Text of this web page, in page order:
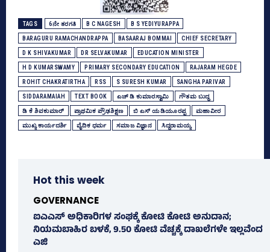
TAGS 6ನೇ ತರಗತಿ B C NAGESH B S YEDIYURAPPA
BARAGURU RAMACHANDRAPPA BASAARAJ BOMMAI CHIEF SECRETARY
D K SHIVAKUMAR DR SELVAKUMAR EDUCATION MINISTER
H D KUMARSWAMY PRIMARY SECONDARY EDUCATION RAJARAM HEGDE
ROHIT CHAKRATIRTHA RSS S SURESH KUMAR SANGHA PARIVAR
SIDDARAMAIAH TEXT BOOK ಎಚ್‌ ಡಿ ಕುಮಾರಸ್ವಾಮಿ ಗೌತಮ ಬುದ್ಧ
ಡಿ ಕೆ ಶಿವಕುಮಾರ್ ಪ್ರಾಥಮಿಕ ಪ್ರೌಢಶಿಕ್ಷಣ ಬಿ ಎಸ್‌ ಯಡಿಯೂರಪ್ಪ ಮಹಾವೀರ
ಮುಖ್ಯ ಕಾರ್ಯದರ್ಶಿ ವೈದಿಕ ಧರ್ಮ ಸಮಾಜ ವಿಜ್ಞಾನ ಸಿದ್ದರಾಮಯ್ಯ
Hot this week
GOVERNANCE
ಐಎಎಸ್‌ ಅಧಿಕಾರಿಗಳ ಸಂಘಕ್ಕೆ ಕೋಟಿ ಕೋಟಿ ಅನುದಾನ;
ನಿಯಮಬಾಹಿರ ಬಳಕೆ, 9.50 ಕೋಟಿ ವೆಚ್ಚಕ್ಕೆ ದಾಖಲೆಗಳೇ ಇಲ್ಲವೆಂದ
ಎಜಿ